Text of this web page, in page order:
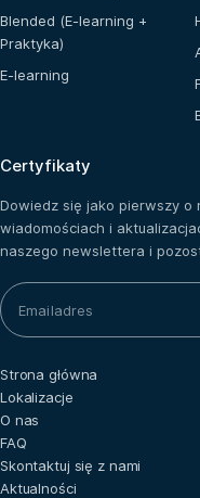
Blended (E-learning +
Praktyka)
E-learning
Certyfikaty
Dowiedz się jako pierwszy o
wiadomościach i
naszego newslettera i
Strona główna
Lokalizacje
O nas
FAQ
Skontaktuj się z nami
Aktualności